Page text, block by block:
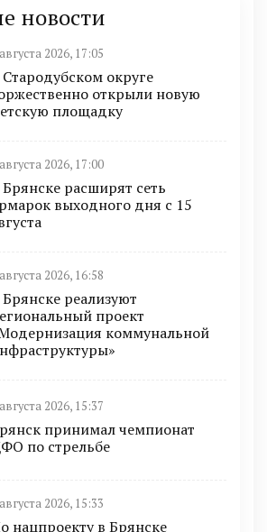
новости
2026, 17:05
округе
открыли новую
площадку
2026, 17:00
расширят сеть
выходного дня с 15
2026, 16:58
реализуют
проект
коммунальной
2026, 15:37
принимал чемпионат
по стрельбе
2026, 15:33
нацпроекту в Брянске